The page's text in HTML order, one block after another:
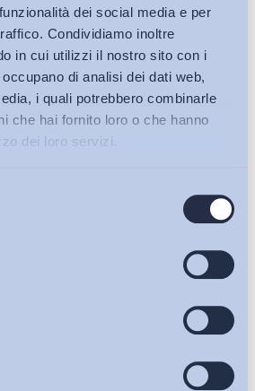
dei social media e per
Condividiamo inoltre
in cui utilizzi il nostro sito con i
di analisi dei dati web,
i quali potrebbero combinarle
che hai fornito loro o che hanno
dei loro servizi.